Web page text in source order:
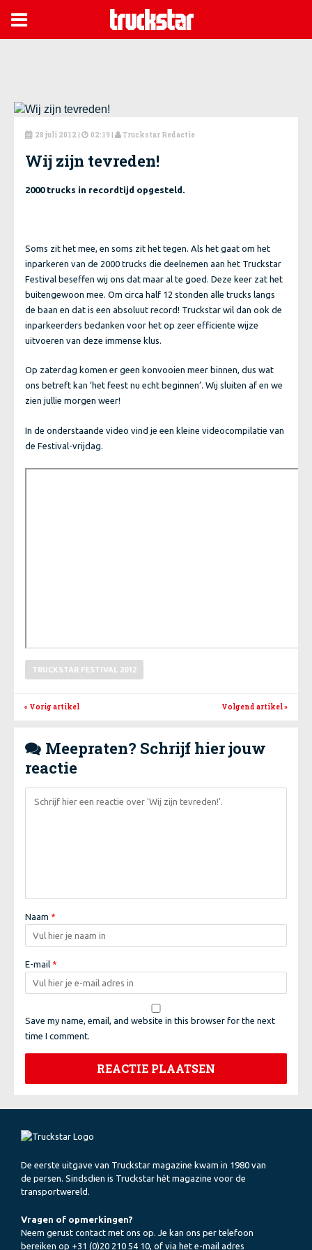

 28 juli 2012 |  02:19 | Truckstar Redactie
Wij zijn tevreden!
2000 trucks in recordtijd opgesteld.
Soms zit het mee, en soms zit het tegen. Als het gaat om het
inparkeren van de 2000 trucks die deelnemen aan het Truckstar
Festival beseffen wij ons dat maar al te goed. Deze keer zat het
buitengewoon mee. Om circa half 12 stonden alle trucks langs
de baan en dat is een absoluut record! Truckstar wil dan ook de
inparkeerders bedanken voor het op zeer efficiente wijze
uitvoeren van deze immense klus.
Op zaterdag komen er geen konvooien meer binnen, dus wat
ons betreft kan ‘het feest nu echt beginnen’. Wij sluiten af en we
zien jullie morgen weer!
In de onderstaande video vind je een kleine videocompilatie van
de Festival-vrijdag.
TRUCKSTAR FESTIVAL 2012
« Vorig artikel Volgend artikel»
 Meepraten? Schrijf hier jouw
reactie
Naam *
E-mail *
Save my name, email, and website in this browser for the next
time I comment.
De eerste uitgave van Truckstar magazine kwam in 1980 van
de persen. Sindsdien is Truckstar hét magazine voor de
transportwereld.
Vragen of opmerkingen?
Neem gerust contact met ons op. Je kan ons per telefoon
bereiken op +31 (0)20 210 54 10, of via het e-mail adres